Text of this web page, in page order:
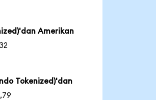
Amerikan
Tokenized)'dan